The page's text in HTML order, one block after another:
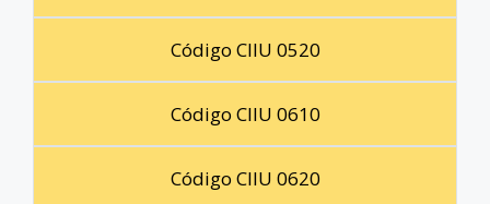
Código CIIU 0520
Código CIIU 0610
Código CIIU 0620